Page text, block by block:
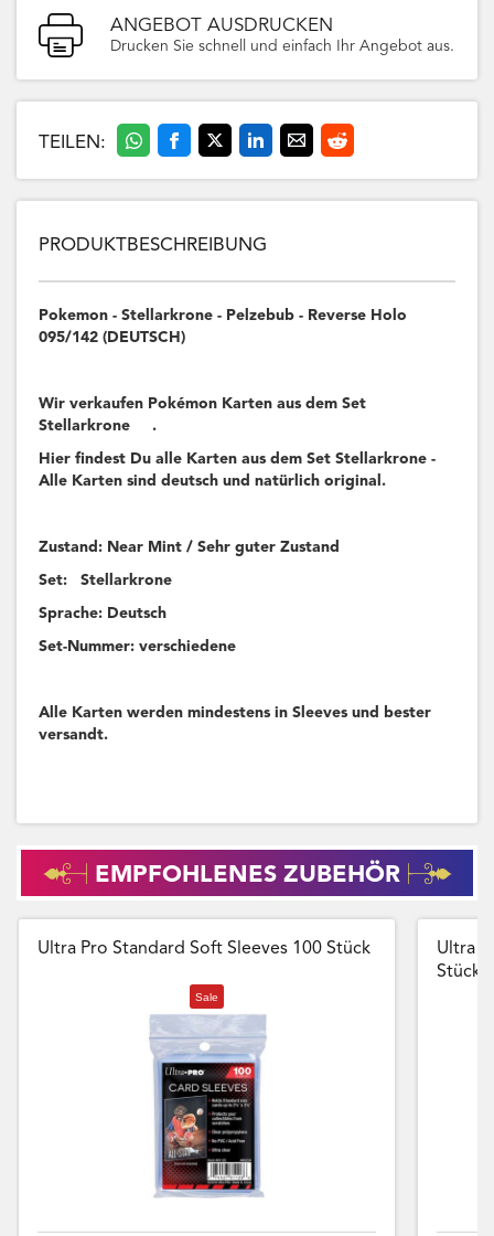
ANGEBOT AUSDRUCKEN
Drucken Sie schnell und einfach Ihr Angebot aus.
TEILEN:
PRODUKTBESCHREIBUNG
Pokemon - Stellarkrone - Pelzebub - Reverse Holo
095/142 (DEUTSCH)
Wir verkaufen Pokémon Karten aus dem Set
Stellarkrone .
Hier findest Du alle Karten aus dem Set Stellarkrone -
Alle Karten sind deutsch und natürlich original.
Zustand: Near Mint / Sehr guter Zustand
Set: Stellarkrone
Sprache: Deutsch
Set-Nummer: verschiedene
Alle Karten werden mindestens in Sleeves und bester
versandt.
EMPFOHLENES ZUBEHÖR
Ultra Pro Standard Soft Sleeves 100 Stück
Sale
Ultra
Stück